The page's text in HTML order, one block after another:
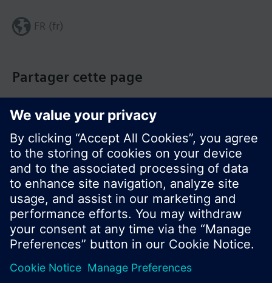
Partager cette page
FR (fr)
© Siemens Switzerland Ltd. Building Technologies
Group - 2016
Le portefeuille des produits peut varier en